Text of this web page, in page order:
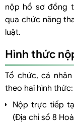
nộp hồ sơ đồng
qua chức năng
luật.
Hình thức
Tổ chức, cá
theo hai hình thức:
Nộp trực tiếp
(Địa chỉ số 8